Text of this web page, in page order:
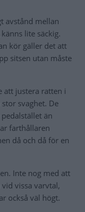
avstånd mellan
lite säckig.
kör gäller det att
sitsen utan måste
att justera ratten i
svaghet. De
än
farthållaren
då och då för en
Inte nog med att
vissa varvtal,
också väl högt.